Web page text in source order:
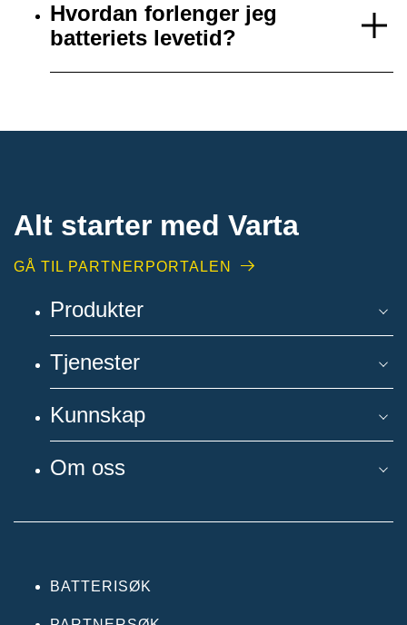
Hvordan forlenger jeg
batteriets levetid?
Alt starter med Varta
GÅ TIL PARTNERPORTALEN
Produkter
Tjenester
Kunnskap
Om oss
BATTERISØK